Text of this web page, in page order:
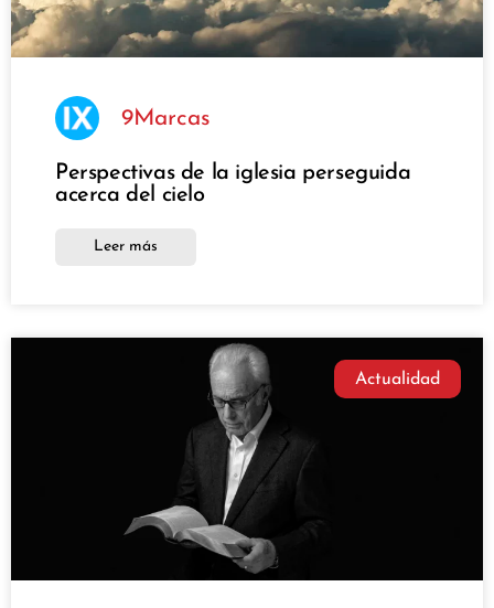
9Marcas
Perspectivas de la iglesia perseguida
acerca del cielo
Leer más
Actualidad